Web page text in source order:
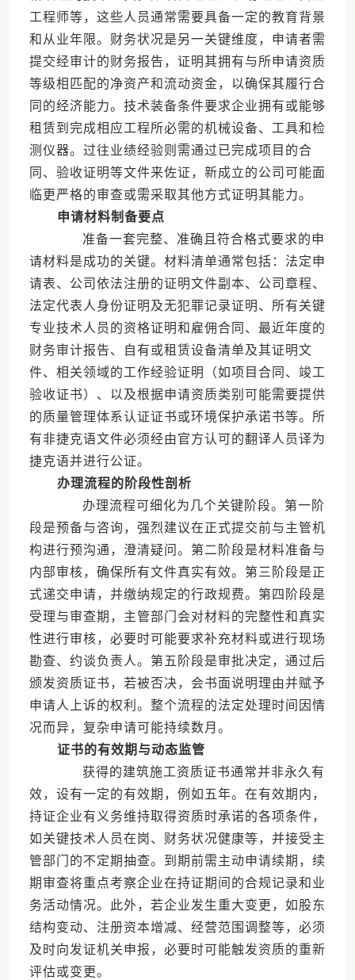
工程师等，这些人员通常需要具备一定的教育背景
和从业年限。财务状况是另一关键维度，申请者需
提交经审计的财务报告，证明其拥有与所申请资质
等级相匹配的净资产和流动资金，以确保其履行合
同的经济能力。技术装备条件要求企业拥有或能够
租赁到完成相应工程所必需的机械设备、工具和检
测仪器。过往业绩经验则需通过已完成项目的合
同、验收证明等文件来佐证，新成立的公司可能面
临更严格的审查或需采取其他方式证明其能力。
申请材料制备要点
准备一套完整、准确且符合格式要求的申
请材料是成功的关键。材料清单通常包括：法定申
请表、公司依法注册的证明文件副本、公司章程、
法定代表人身份证明及无犯罪记录证明、所有关键
专业技术人员的资格证明和雇佣合同、最近年度的
财务审计报告、自有或租赁设备清单及其证明文
件、相关领域的工作经验证明（如项目合同、竣工
验收证书）、以及根据申请资质类别可能需要提供
的质量管理体系认证证书或环境保护承诺书等。所
有非捷克语文件必须经由官方认可的翻译人员译为
捷克语并进行公证。
办理流程的阶段性剖析
办理流程可细化为几个关键阶段。第一阶
段是预备与咨询，强烈建议在正式提交前与主管机
构进行预沟通，澄清疑问。第二阶段是材料准备与
内部审核，确保所有文件真实有效。第三阶段是正
式递交申请，并缴纳规定的行政规费。第四阶段是
受理与审查期，主管部门会对材料的完整性和真实
性进行审核，必要时可能要求补充材料或进行现场
勘查、约谈负责人。第五阶段是审批决定，通过后
颁发资质证书，若被否决，会书面说明理由并赋予
申请人上诉的权利。整个流程的法定处理时间因情
况而异，复杂申请可能持续数月。
证书的有效期与动态监管
获得的建筑施工资质证书通常并非永久有
效，设有一定的有效期，例如五年。在有效期内，
持证企业有义务维持取得资质时承诺的各项条件，
如关键技术人员在岗、财务状况健康等，并接受主
管部门的不定期抽查。到期前需主动申请续期，续
期审查将重点考察企业在持证期间的合规记录和业
务活动情况。此外，若企业发生重大变更，如股东
结构变动、注册资本增减、经营范围调整等，必须
及时向发证机关申报，必要时可能触发资质的重新
评估或变更。